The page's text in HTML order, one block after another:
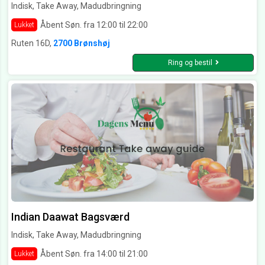
Indisk, Take Away, Madudbringning
Lukket
Åbent Søn. fra 12:00 til 22:00
Ruten 16D, 2700 Brønshøj
Ring og bestil
Indian Daawat Bagsværd
Indisk, Take Away, Madudbringning
Lukket Åbent Søn. fra 14:00 til 21:00